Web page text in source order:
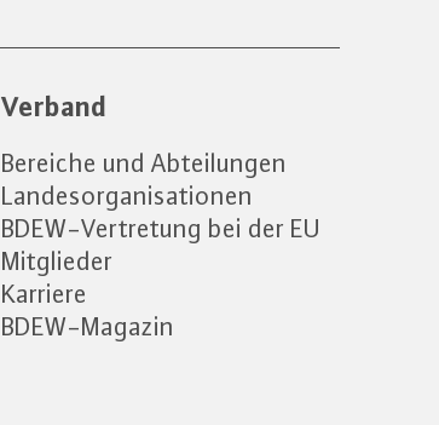
Verband
Bereiche und Abteilungen
Landesorganisationen
BDEW-Vertretung bei der EU
Mitglieder
Karriere
BDEW-Magazin